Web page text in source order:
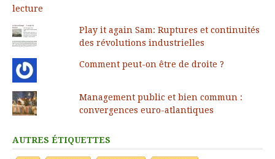
Play it again Sam: Ruptures et continuités
des révolutions industrielles
Comment peut-on être de droite ?
Management public et bien commun :
convergences euro-atlantiques
AUTRES ÉTIQUETTES